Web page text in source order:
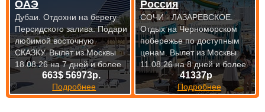
663$ 56973р.
Подробнее
ОАЭ
Дубаи. Отдохни на берегу
Персидского залива. Подари
любимой восточную
СКАЗКУ.Вылет из Москвы
18.08.26 на 7 дней и более
41337р
Подробнее
Россия
СОЧИ - ЛАЗАРЕВСКОЕ.
Отдых на Черноморском
побережье по доступным
ценам. Вылет из Москвы
11.08.26 на 8 дней и более